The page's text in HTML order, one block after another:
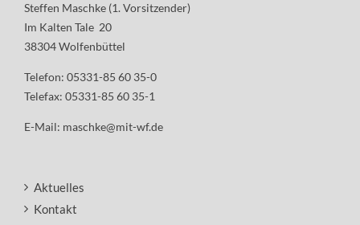
Steffen Maschke (1. Vorsitzender)
Im Kalten Tale 20
38304 Wolfenbüttel
Telefon: 05331-85 60 35-0
Telefax: 05331-85 60 35-1
E-Mail: maschke@mit-wf.de
Aktuelles
Kontakt